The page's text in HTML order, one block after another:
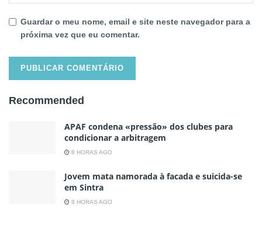
Guardar o meu nome, email e site neste navegador para a
próxima vez que eu comentar.
Recommended
APAF condena «pressão» dos clubes para
condicionar a arbitragem
8 HORAS AGO
Jovem mata namorada à facada e suicida-se
em Sintra
8 HORAS AGO